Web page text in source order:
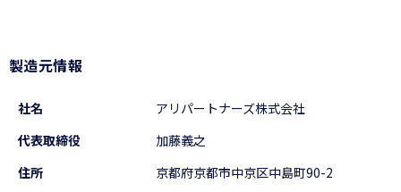
製造元情報
社名
アリパートナーズ株式会社
代表取締役
加藤義之
住所
京都府京都市中京区中島町90-2